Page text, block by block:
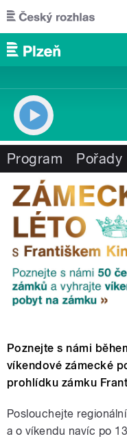
Přejít k hlavnímu obsahu
Program Pořady
Poznejte s námi
víkendové zámecké
prohlídku zámku
Poslouchejte
a o víkendu navíc po